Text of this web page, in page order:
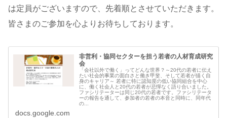
は定員がございますので、先着順とさせていただきます。
皆さまのご参加を心よりお待ちしております。
非営利・協同セクターを担う若者の人材育成研究
会
「会社以外で働く」ってどんな世界？～20代の若者に伝え
たい社会的事業の面白さと働き甲斐、そして若者が描く自
身のキャリア～ 若者に特に認知度の低い協同組合を中心
に、働く社会人と20代の若者が忌憚なく語り合いました。
ファシリテーターは同じ20代の若者です。ファシリテータ
ーの報告を通して、参加者の若者の本音と同時に、同年代
の...
docs.google.com